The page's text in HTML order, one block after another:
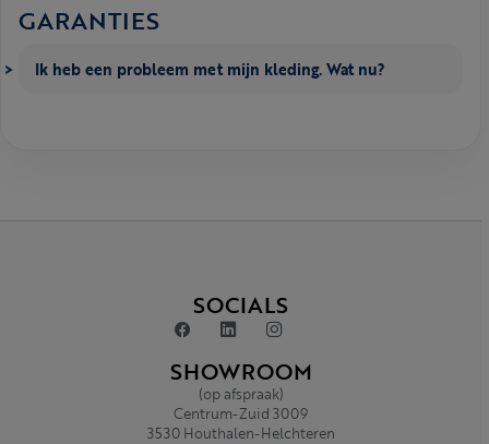
GARANTIES
Ik heb een probleem met mijn kleding. Wat nu?
SOCIALS
SHOWROOM
(op afspraak)
Centrum-Zuid 3009
3530 Houthalen-Helchteren